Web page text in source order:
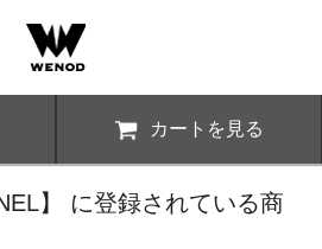
カートを見る
】 に登録されている商